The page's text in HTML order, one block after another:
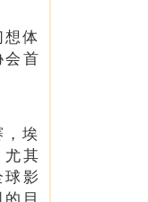
想体
会首
，埃
尤其
影